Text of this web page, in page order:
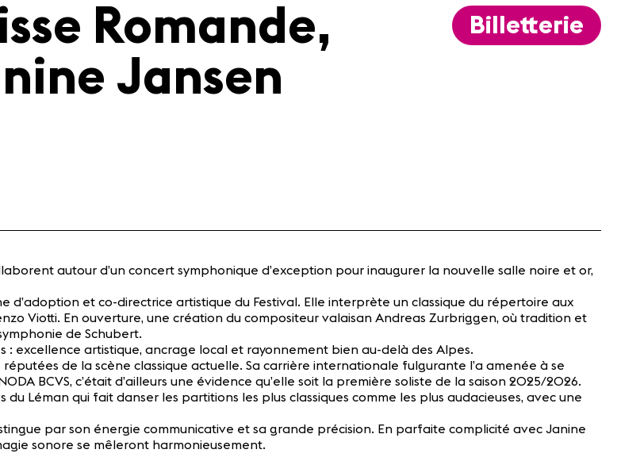
Romande,
Jansen
Billetterie
autour d’un concert symphonique d’exception pour inaugurer la nouvelle salle noire et or,
d’adoption et co-directrice artistique du Festival. Elle interprète un classique du répertoire aux
Viotti. En ouverture, une création du compositeur valaisan Andreas Zurbriggen, où tradition et
de Schubert.
: excellence artistique, ancrage local et rayonnement bien au-delà des Alpes.
de la scène classique actuelle. Sa carrière internationale fulgurante l’a amenée à se
BCVS, c’était d’ailleurs une évidence qu’elle soit la première soliste de la saison 2025/2026.
du Léman qui fait danser les partitions les plus classiques comme les plus audacieuses, avec une
par son énergie communicative et sa grande précision. En parfaite complicité avec Janine
sonore se mêleront harmonieusement.